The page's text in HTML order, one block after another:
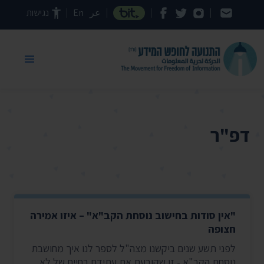
דילוג לתוכן העמוד عر En נגישות
דפ"ר
"אין סודות בחישוב נוסחת הקב"א" – איזו אמירה
חצופה
לפני תשע שנים ביקשנו מצה"ל לספר לנו איך מחושבת